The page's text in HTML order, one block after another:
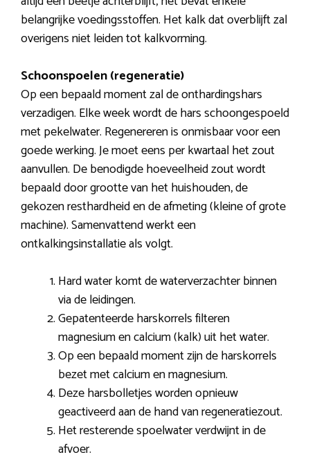
belangrijke voedingsstoffen. Het kalk dat overblijft zal
overigens niet leiden tot kalkvorming.
Schoonspoelen (regeneratie)
Op een bepaald moment zal de onthardingshars
verzadigen. Elke week wordt de hars schoongespoeld
met pekelwater. Regenereren is onmisbaar voor een
goede werking. Je moet eens per kwartaal het zout
aanvullen. De benodigde hoeveelheid zout wordt
bepaald door grootte van het huishouden, de
gekozen resthardheid en de afmeting (kleine of grote
machine). Samenvattend werkt een
ontkalkingsinstallatie als volgt.
Hard water komt de waterverzachter binnen
via de leidingen.
Gepatenteerde harskorrels filteren
magnesium en calcium (kalk) uit het water.
Op een bepaald moment zijn de harskorrels
bezet met calcium en magnesium.
Deze harsbolletjes worden opnieuw
geactiveerd aan de hand van regeneratiezout.
Het resterende spoelwater verdwijnt in de
afvoer.